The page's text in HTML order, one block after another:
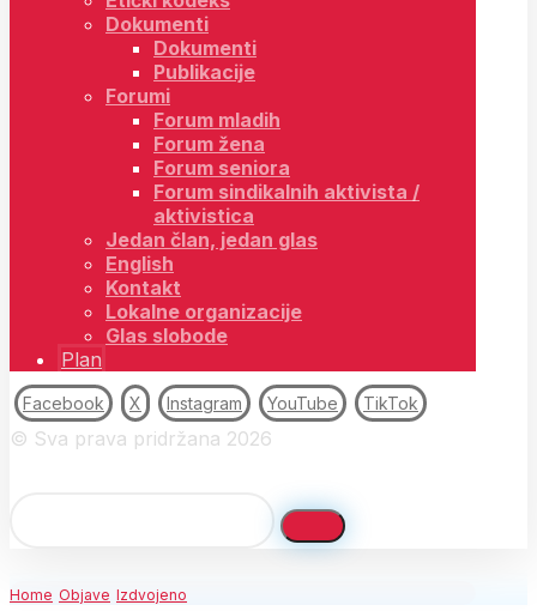
Dokumenti
Dokumenti
Publikacije
Forumi
Forum mladih
Forum žena
Forum seniora
Forum sindikalnih aktivista /
aktivistica
Jedan član, jedan glas
English
Kontakt
Lokalne organizacije
Glas slobode
Plan
Facebook X Instagram YouTube TikTok
© Sva prava pridržana 2026
Home Objave Izdvojeno